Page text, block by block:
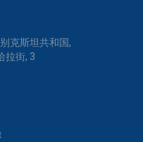
克斯坦共和国,
拉街, 3